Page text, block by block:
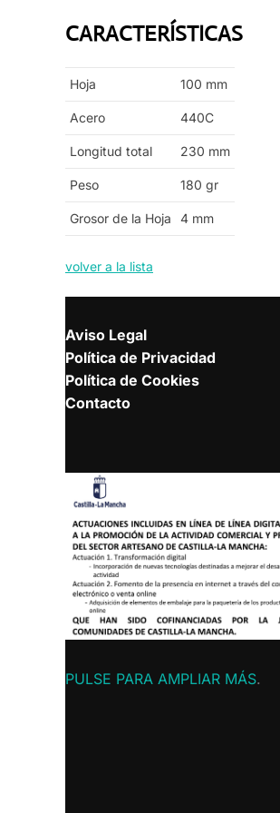
CARACTERÍSTICAS
Hoja 100 mm
Acero 440C
Longitud total 230 mm
Peso 180 gr
Grosor de la Hoja 4 mm
volver a la lista
Aviso Legal
Política de Privacidad
Política de Cookies
Contacto
PULSE PARA AMPLIAR MÁS.